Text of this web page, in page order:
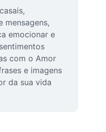
mensagens,
emocionar e
com o Amor
e imagens
da sua vida